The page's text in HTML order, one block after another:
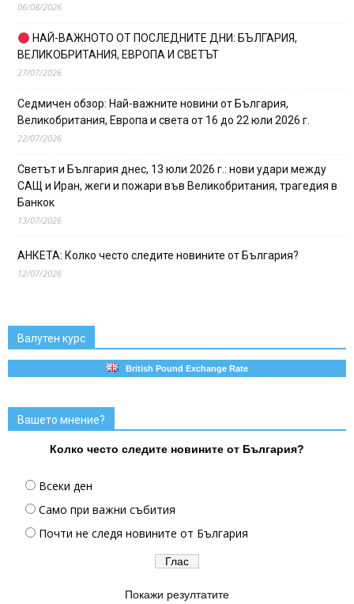
06/08/2026
НАЙ-ВАЖНОТО ОТ ПОСЛЕДНИТЕ ДНИ: БЪЛГАРИЯ,
ВЕЛИКОБРИТАНИЯ, ЕВРОПА И СВЕТЪТ
27/07/2026
Седмичен обзор: Най-важните новини от България,
Великобритания, Европа и света от 16 до 22 юли 2026 г.
22/07/2026
Светът и България днес, 13 юли 2026 г.: нови удари между
САЩ и Иран, жеги и пожари във Великобритания, трагедия в
Банкок
13/07/2026
АНКЕТА: Колко често следите новините от България?
12/07/2026
Валутен курс
British Pound Exchange Rate
Вашето мнение?
Колко често следите новините от България?
Всеки ден
Само при важни събития
Почти не следя новините от България
Покажи резултатите